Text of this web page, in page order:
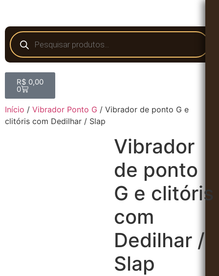
R$ 0,00
0
Início / Vibrador Ponto G / Vibrador de ponto G e
clitóris com Dedilhar / Slap
Vibrador
de ponto
G e clitóris
com
Dedilhar /
Slap